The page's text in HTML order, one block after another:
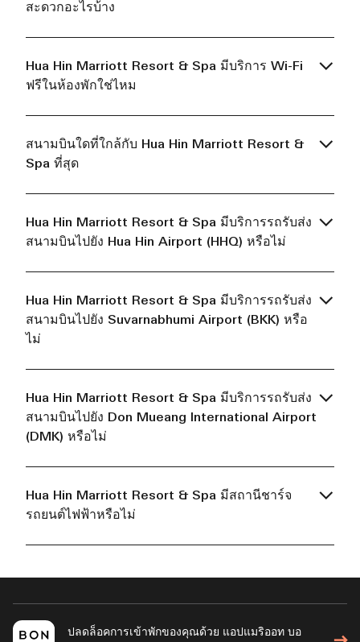
สะดวกอะไรบ้าง
Hua Hin Marriott Resort & Spa มีบริการ Wi-Fi
ฟรีในห้องพักใช่ไหม
สนามบินใดที่ใกล้กับ Hua Hin Marriott Resort &
Spa ที่สุด
Hua Hin Marriott Resort & Spa มีบริการรถรับส่ง
สนามบินไปยัง Hua Hin Airport (HHQ) หรือไม่
Hua Hin Marriott Resort & Spa มีบริการรถรับส่ง
สนามบินไปยัง Suvarnabhumi Airport (BKK) หรือ
ไม่
Hua Hin Marriott Resort & Spa มีบริการรถรับส่ง
สนามบินไปยัง Don Mueang International Airport
(DMK) หรือไม่
Hua Hin Marriott Resort & Spa มีสถานีชาร์จ
รถยนต์ไฟฟ้าหรือไม่
ปลดล็อคการเข้าพักของคุณด้วย แอปแมริออท บอ